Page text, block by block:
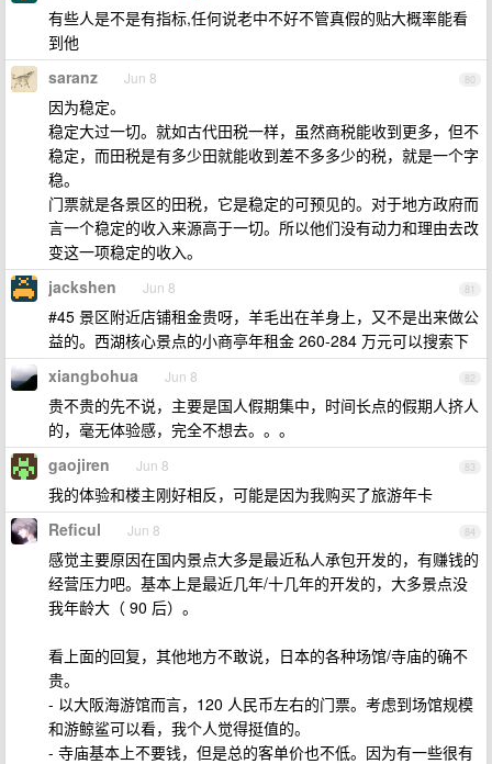
有些人是不是有指标,任何说老中不好不管真假的贴大概率能看
到他
80
saranz Jun 8
因为稳定。
稳定大过一切。就如古代田税一样，虽然商税能收到更多，但不
稳定，而田税是有多少田就能收到差不多多少的税，就是一个字
稳。
门票就是各景区的田税，它是稳定的可预见的。对于地方政府而
言一个稳定的收入来源高于一切。所以他们没有动力和理由去改
变这一项稳定的收入。
81
jackshen Jun 8
#45 景区附近店铺租金贵呀，羊毛出在羊身上，又不是出来做公
益的。西湖核心景点的小商亭年租金 260-284 万元可以搜索下
82
xiangbohua Jun 8
贵不贵的先不说，主要是国人假期集中，时间长点的假期人挤人
的，毫无体验感，完全不想去。。。
83
gaojiren Jun 8
我的体验和楼主刚好相反，可能是因为我购买了旅游年卡
84
Reficul Jun 8
感觉主要原因在国内景点大多是最近私人承包开发的，有赚钱的
经营压力吧。基本上是最近几年/十几年的开发的，大多景点没
我年龄大（ 90 后）。
看上面的回复，其他地方不敢说，日本的各种场馆/寺庙的确不
贵。
- 以大阪海游馆而言，120 人民币左右的门票。考虑到场馆规模
和游鲸鲨可以看，我个人觉得挺值的。
- 寺庙基本上不要钱，但是总的客单价也不低。因为有一些很有